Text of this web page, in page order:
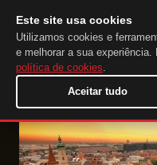
DuckTip.com
Este site usa cookies
Utilizamos cookies e
e melhorar a sua
política de cookies.
Aceitar tudo